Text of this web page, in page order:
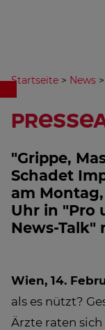
Startseite > News >
"Grippe,
Schadet
am Montag,
Uhr in "Pro
News-Talk"
Wien, 14.
als es nützt?
Ärzte raten